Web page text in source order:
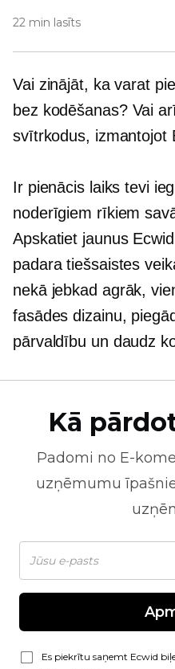
22 min lasīts
Vai zinājāt, ka varat
bez kodēšanas? Vai
svītrkodus, izmantojot
Ir pienācis laiks tevi
noderīgiem rīkiem
Apskatiet jaunus
padara tiešsaistes
nekā jebkad agrāk,
fasādes dizainu,
pārvaldību un daudz
Kā
Padomi no E-
uzņēmumu
Es piekrītu saņemt Ecwid